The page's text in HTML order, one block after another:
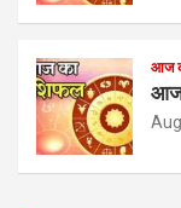
आज
आज